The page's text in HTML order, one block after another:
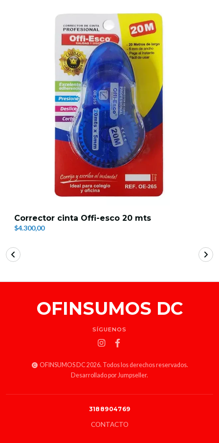
Corrector cinta Offi-esco 20 mts
$4.300,00
OFINSUMOS DC
SÍGUENOS
OFINSUMOS DC 2026. Todos los derechos reservados.
Desarrollado por Jumpseller.
3188904769
CONTACTO